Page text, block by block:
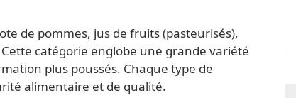
de pommes, jus de fruits (pasteurisés),
catégorie englobe une grande variété
plus poussés. Chaque type de
alimentaire et de qualité.